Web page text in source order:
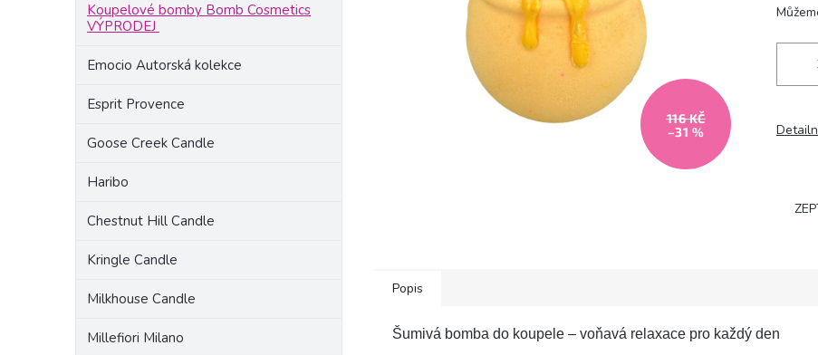
Koupelové bomby Bomb Cosmetics
VÝPRODEJ
Emocio Autorská kolekce
Esprit Provence
Goose Creek Candle
Haribo
Chestnut Hill Candle
Kringle Candle
Milkhouse Candle
Millefiori Milano
116 KČ
–31 %
Popis
Šumivá bomba do koupele – voňavá relaxace pro každý den